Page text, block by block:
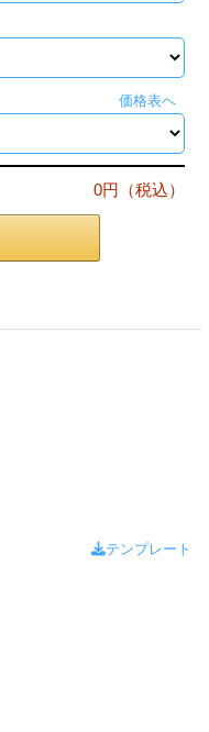
価格表へ
0円（税込）
テンプレート